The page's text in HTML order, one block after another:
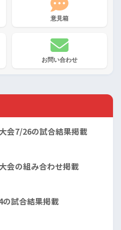
意見箱
お問い合わせ
会7/26の試合結果掲載
会の組み合わせ掲載
試合結果掲載